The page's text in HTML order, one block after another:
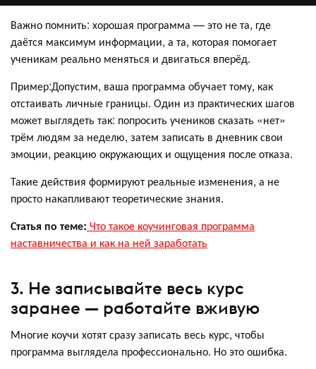
Важно помнить: хорошая программа — это не та, где
даётся максимум информации, а та, которая помогает
ученикам реально меняться и двигаться вперёд.
Пример:Допустим, ваша программа обучает тому, как
отстаивать личные границы. Один из практических шагов
может выглядеть так: попросить учеников сказать «нет»
трём людям за неделю, затем записать в дневник свои
эмоции, реакцию окружающих и ощущения после отказа.
Такие действия формируют реальные изменения, а не
просто накапливают теоретические знания.
Статья по теме: Что такое коучинговая программа
наставничества и как на ней заработать
3. Не записывайте весь курс
заранее — работайте вживую
Многие коучи хотят сразу записать весь курс, чтобы
программа выглядела профессионально. Но это ошибка.